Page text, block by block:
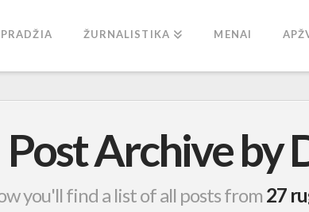
PRADŽIA ŽURNALISTIKA MENAI
Post Archive by
you'll find a list of all posts from 27